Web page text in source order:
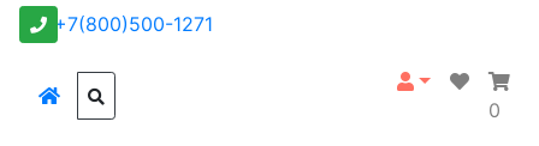
+7(800)500-1271
0